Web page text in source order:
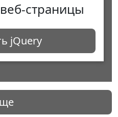
страницы
jQuery